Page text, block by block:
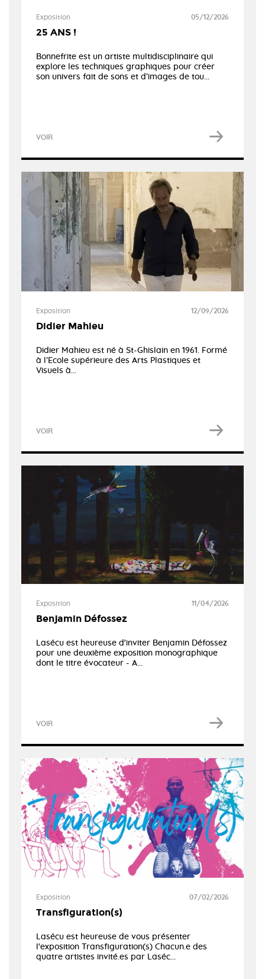
Exposition 05/12/2026
25 ANS !
Bonnefrite est un artiste multidisciplinaire qui
explore les techniques graphiques pour créer
son univers fait de sons et d’images de tou...
VOIR
Exposition 12/09/2026
Didier Mahieu
Didier Mahieu est né à St-Ghislain en 1961. Formé
à l’Ecole supérieure des Arts Plastiques et
Visuels à...
VOIR
Exposition 11/04/2026
Benjamin Défossez
Lasécu est heureuse d'inviter Benjamin Défossez
pour une deuxième exposition monographique
dont le titre évocateur - A...
VOIR
Exposition 07/02/2026
Transfiguration(s)
Lasécu est heureuse de vous présenter
l'exposition Transfiguration(s) Chacun.e des
quatre artistes invité.es par Laséc...